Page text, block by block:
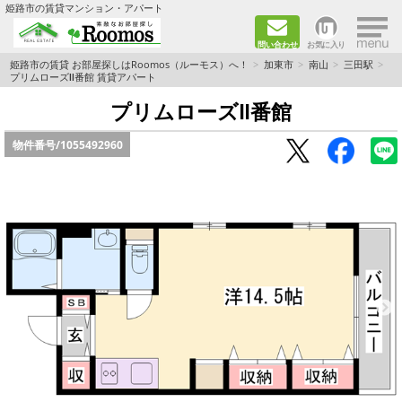
姫路市の賃貸マンション・アパート
問い合わせ お気に入り ×
TOPページ
ファミリー向けの部屋を探す
一人暮らし向けの部屋を探す
カップル向けの部屋を探す
敷金礼金0円の部屋を探す
都市ガス&オール電化の部屋を探す
ネット無料の部屋を探す
姫路市の賃貸 お部屋探しはRoomos（ルーモス）へ！ 加東市 南山
三田駅
プリムローズⅡ番館 賃貸アパート
プリムローズⅡ番館
物件番号/1055492960